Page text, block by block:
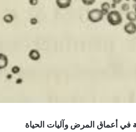
في أعماق المرض وآليات الحياة